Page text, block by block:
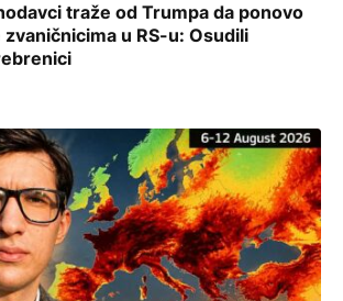
traže od Trumpa da ponovo
u RS-u: Osudili